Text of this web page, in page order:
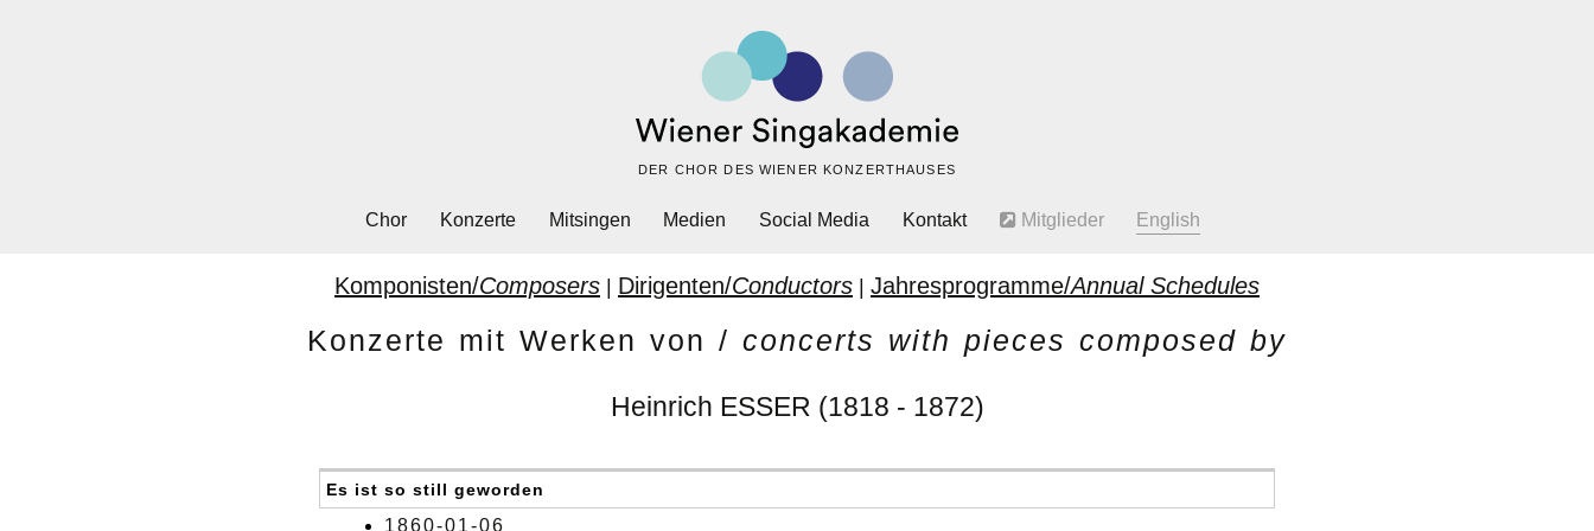
DER CHOR DES WIENER KONZERTHAUSES
Chor Konzerte Mitsingen Medien Social Media Kontakt Mitglieder English
Komponisten/Composers | Dirigenten/Conductors | Jahresprogramme/Annual Schedules
Konzerte mit Werken von / concerts with pieces composed by
Heinrich ESSER (1818 - 1872)
Es ist so still geworden
1860-01-06